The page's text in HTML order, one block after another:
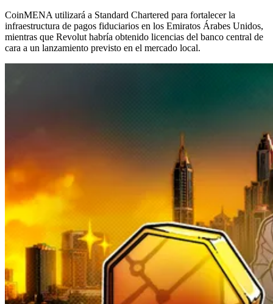
CoinMENA utilizará a Standard Chartered para fortalecer la
infraestructura de pagos fiduciarios en los Emiratos Árabes Unidos,
mientras que Revolut habría obtenido licencias del banco central de
cara a un lanzamiento previsto en el mercado local.